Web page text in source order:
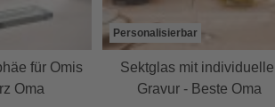
für Omis
Oma
Personalisierbar
Sektglas mit
Gravur - Beste Oma